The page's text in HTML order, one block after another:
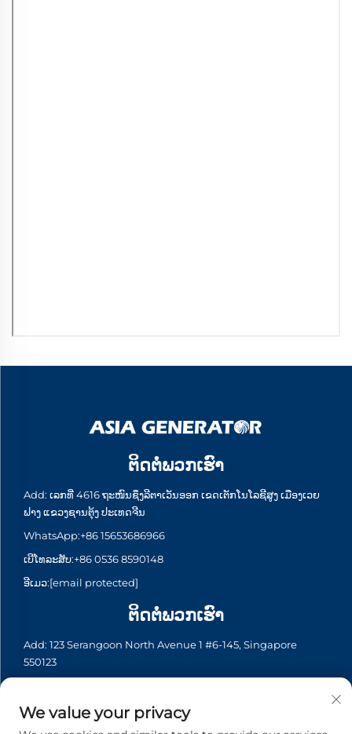
ຕິດຕໍ່ພວກເຮົາ
Add: ເລກທີ່ 4616 ຖະໜົນຊຶງລີຕາເວັນອອກ ເຂດເຕັກໂນໂລຊີສູງ ເມືອງເວຍ
ຟາງ ແຂວງຊານຕຸ້ງ ປະເທດຈີນ
WhatsApp:+86 15653686966
ເບີໂທລະສັບ:+86 0536 8590148
ອີເມວ:[email protected]
ຕິດຕໍ່ພວກເຮົາ
Add: 123 Serangoon North Avenue 1 #6-145, Singapore
550123
ເບີໂທລະສັບ:+65 6935 2033
We value your privacy